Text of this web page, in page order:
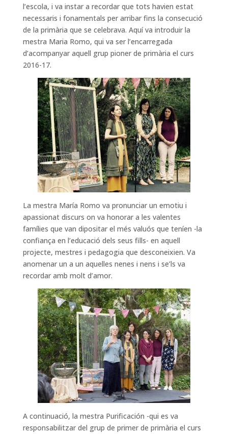
l’escola, i va instar a recordar que tots havien estat
necessaris i fonamentals per arribar fins la consecució
de la primària que se celebrava. Aquí va introduir la
mestra Maria Romo, qui va ser l’encarregada
d’acompanyar aquell grup pioner de primària el curs
2016-17.
La mestra María Romo va pronunciar un emotiu i
apassionat discurs on va honorar a les valentes
famílies que van dipositar el més valuós que teníen -la
confiança en l’educació dels seus fills- en aquell
projecte, mestres i pedagogia que desconeixien. Va
anomenar un a un aquelles nenes i nens i se’ls va
recordar amb molt d’amor.
A continuació, la mestra Purificación -qui es va
responsabilitzar del grup de primer de primària el curs